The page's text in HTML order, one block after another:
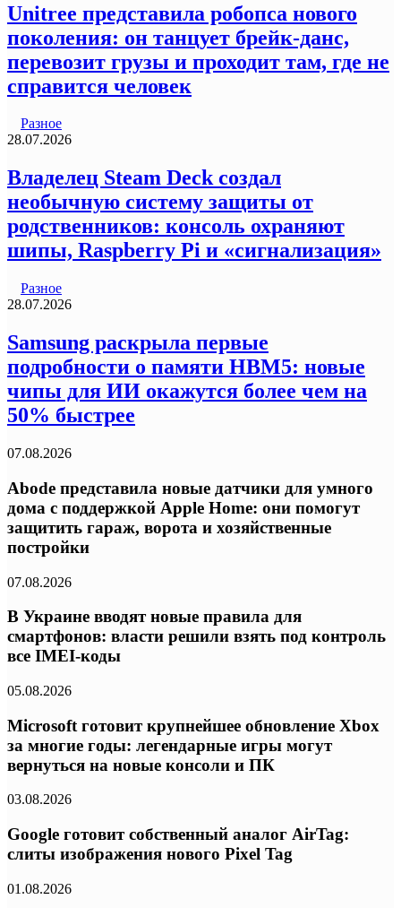
Unitree представила робопса нового
поколения: он танцует брейк-данс,
перевозит грузы и проходит там, где не
справится человек
Разное
28.07.2026
Владелец Steam Deck создал
необычную систему защиты от
родственников: консоль охраняют
шипы, Raspberry Pi и «сигнализация»
Разное
28.07.2026
Samsung раскрыла первые
подробности о памяти HBM5: новые
чипы для ИИ окажутся более чем на
50% быстрее
07.08.2026
Abode представила новые датчики для умного
дома с поддержкой Apple Home: они помогут
защитить гараж, ворота и хозяйственные
постройки
07.08.2026
В Украине вводят новые правила для
смартфонов: власти решили взять под контроль
все IMEI-коды
05.08.2026
Microsoft готовит крупнейшее обновление Xbox
за многие годы: легендарные игры могут
вернуться на новые консоли и ПК
03.08.2026
Google готовит собственный аналог AirTag:
слиты изображения нового Pixel Tag
01.08.2026